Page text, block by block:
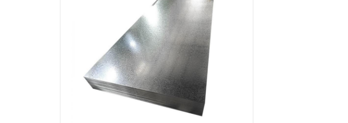
Производство
Штакетник
Черный металлопрокат